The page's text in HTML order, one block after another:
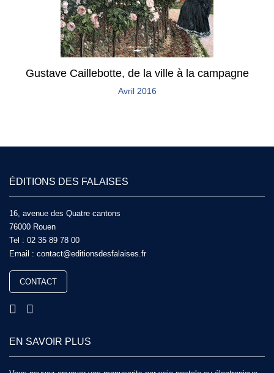
Gustave Caillebotte, de la ville à la campagne
Avril 2016
ÉDITIONS DES FALAISES
16, avenue des Quatre cantons
76000 Rouen
Tel : 02 35 89 78 00
Email : contact@editionsdesfalaises.fr
CONTACT
EN SAVOIR PLUS